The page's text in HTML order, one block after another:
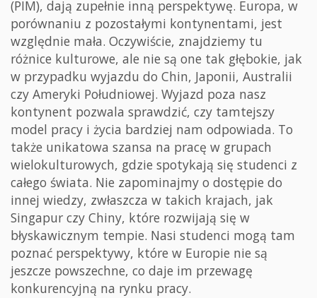
(PIM), dają zupełnie inną perspektywę. Europa, w
porównaniu z pozostałymi kontynentami, jest
względnie mała. Oczywiście, znajdziemy tu
różnice kulturowe, ale nie są one tak głębokie, jak
w przypadku wyjazdu do Chin, Japonii, Australii
czy Ameryki Południowej. Wyjazd poza nasz
kontynent pozwala sprawdzić, czy tamtejszy
model pracy i życia bardziej nam odpowiada. To
także unikatowa szansa na pracę w grupach
wielokulturowych, gdzie spotykają się studenci z
całego świata. Nie zapominajmy o dostępie do
innej wiedzy, zwłaszcza w takich krajach, jak
Singapur czy Chiny, które rozwijają się w
błyskawicznym tempie. Nasi studenci mogą tam
poznać perspektywy, które w Europie nie są
jeszcze powszechne, co daje im przewagę
konkurencyjną na rynku pracy.